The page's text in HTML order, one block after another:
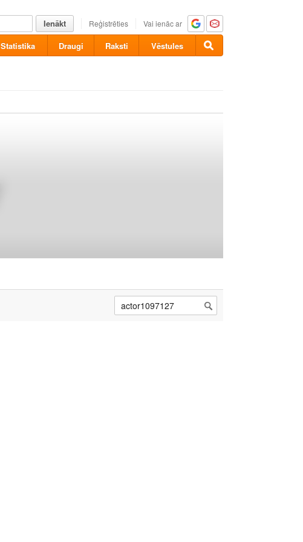
Ienākt Reģistrēties Vai ienāc ar
Statistika Draugi Raksti Vēstules